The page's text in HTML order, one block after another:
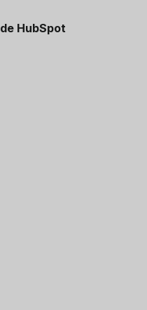
HubSpot